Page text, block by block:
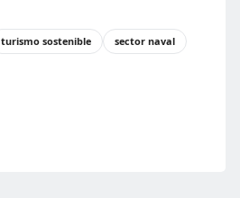
turismo sostenible
sector naval